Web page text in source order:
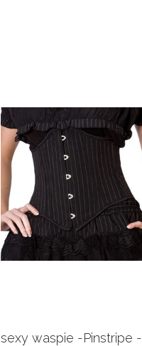
sexy waspie -Pinstripe -